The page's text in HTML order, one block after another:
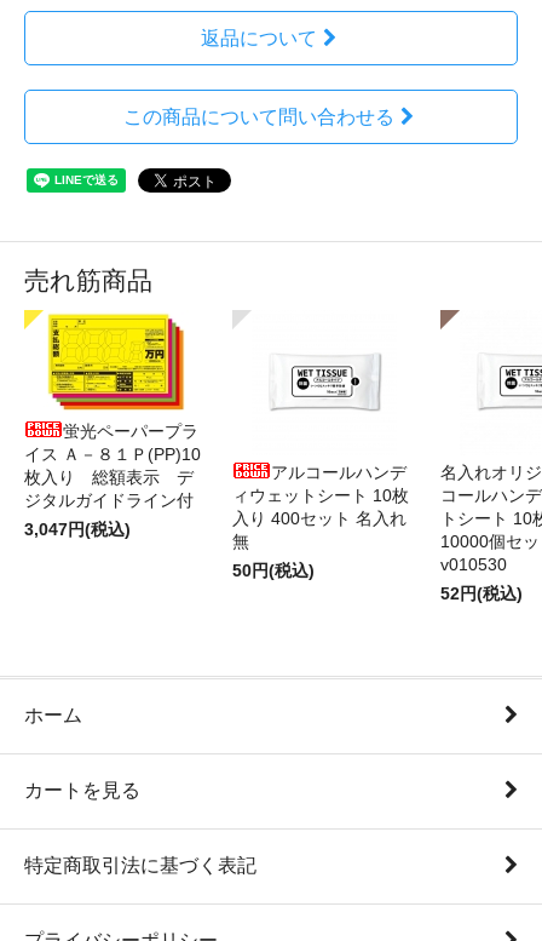
返品について
この商品について問い合わせる
売れ筋商品
蛍光ペーパープラ
イス Ａ－８１Ｐ(PP)10
枚入り 総額表示 デ
ジタルガイドライン付
3,047円(税込)
アルコールハンデ
ィウェットシート 10枚
入り 400セット 名入れ
無
50円(税込)
名入れオリ
コールハン
トシート 10
10000個セ
v010530
52円(税込)
ホーム
カートを見る
特定商取引法に基づく表記